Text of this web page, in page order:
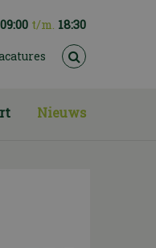
09:00 t/m. 18:30
Nieuws